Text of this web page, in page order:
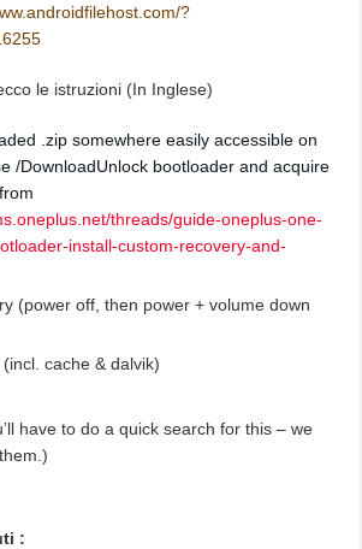
?
le istruzioni (In Inglese)
.zip somewhere easily accessible on
/DownloadUnlock bootloader and acquire
threads/guide-oneplus-one-
install-custom-recovery-and-
(power off, then power + volume down
cache & dalvik)
have to do a quick search for this – we
: